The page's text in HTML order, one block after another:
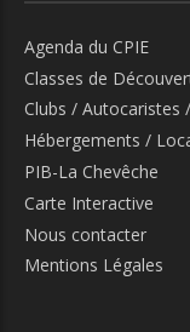
Agenda du CPIE
Classes de
Clubs / Autocaristes
Hébergements /
PIB-La Chevêche
Carte Interactive
Nous contacter
Mentions Légales